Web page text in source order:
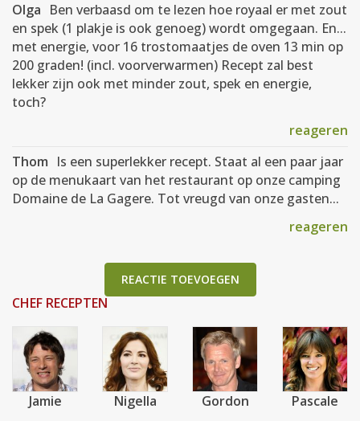
Olga Ben verbaasd om te lezen hoe royaal er met zout
en spek (1 plakje is ook genoeg) wordt omgegaan. En...
met energie, voor 16 trostomaatjes de oven 13 min op
200 graden! (incl. voorverwarmen) Recept zal best
lekker zijn ook met minder zout, spek en energie,
toch?
reageren
Thom Is een superlekker recept. Staat al een paar jaar
op de menukaart van het restaurant op onze camping
Domaine de La Gagere. Tot vreugd van onze gasten...
reageren
REACTIE TOEVOEGEN
CHEF RECEPTEN
Jamie Nigella Gordon Pascale